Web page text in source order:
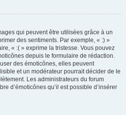
qui peuvent être utilisées grâce à un
des sentiments. Par exemple, « :) »
« :( » exprime la tristesse. Vous pouvez
depuis le formulaire de rédaction.
des émoticônes, elles peuvent
et un modérateur pourrait décider de le
Les administrateurs du forum
d’émoticônes qu’il est possible d’insérer